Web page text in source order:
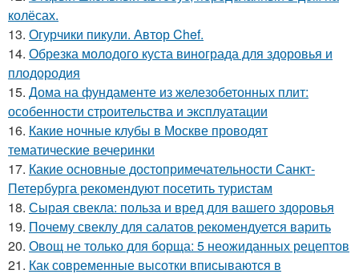
колёсах.
13. Огурчики пикули. Автор Chef.
14. Обрезка молодого куста винограда для здоровья и
плодородия
15. Дома на фундаменте из железобетонных плит:
особенности строительства и эксплуатации
16. Какие ночные клубы в Москве проводят
тематические вечеринки
17. Какие основные достопримечательности Санкт-
Петербурга рекомендуют посетить туристам
18. Сырая свекла: польза и вред для вашего здоровья
19. Почему свеклу для салатов рекомендуется варить
20. Овощ не только для борща: 5 неожиданных рецептов
21. Как современные высотки вписываются в